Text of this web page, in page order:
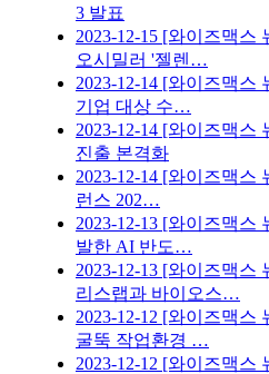
3 발표
2023-12-15 [와이즈맥스
오시밀러 '젤렌…
2023-12-14 [와이즈맥스
기업 대상 수…
2023-12-14 [와이즈맥스
진출 본격화
2023-12-14 [와이즈맥스
런스 202…
2023-12-13 [와이즈맥스
발한 AI 반도…
2023-12-13 [와이즈맥스
리스랩과 바이오스…
2023-12-12 [와이즈맥스
굴뚝 작업환경 …
2023-12-12 [와이즈맥스